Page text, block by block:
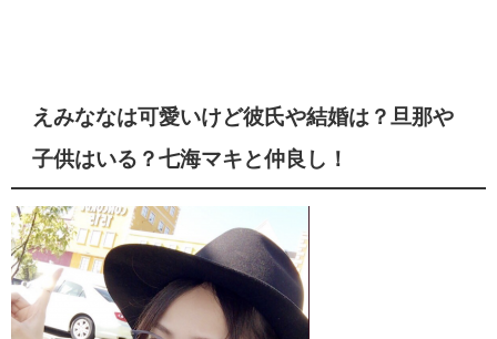
えみななは可愛いけど彼氏や結婚は？旦那や
子供はいる？七海マキと仲良し！